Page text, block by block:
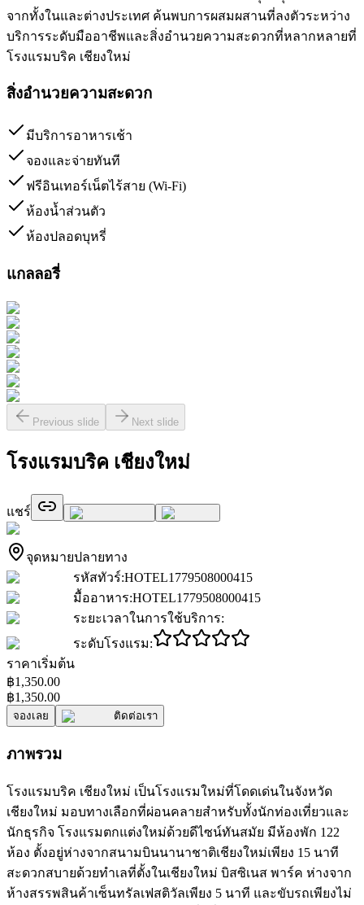
จากทั้งในและต่างประเทศ ค้นพบการผสมผสานที่ลงตัวระหว่าง
บริการระดับมืออาชีพและสิ่งอำนวยความสะดวกที่หลากหลายที่
โรงแรมบริค เชียงใหม่
สิ่งอำนวยความสะดวก
มีบริการอาหารเช้า
จองและจ่ายทันที
ฟรีอินเทอร์เน็ตไร้สาย (Wi-Fi)
ห้องน้ำส่วนตัว
ห้องปลอดบุหรี่
แกลลอรี่
Previous slide Next slide
โรงแรมบริค เชียงใหม่
แชร์
จุดหมายปลายทาง
รหัสทัวร์:HOTEL1779508000415
มื้ออาหาร:HOTEL1779508000415
ระยะเวลาในการใช้บริการ:
ระดับโรงแรม:
ราคาเริ่มต้น
฿1,350.00
฿1,350.00
จองเลย ติดต่อเรา
ภาพรวม
โรงแรมบริค เชียงใหม่ เป็นโรงแรมใหม่ที่โดดเด่นในจังหวัด
เชียงใหม่ มอบทางเลือกที่ผ่อนคลายสำหรับทั้งนักท่องเที่ยวและ
นักธุรกิจ โรงแรมตกแต่งใหม่ด้วยดีไซน์ทันสมัย ​​มีห้องพัก 122
ห้อง ตั้งอยู่ห่างจากสนามบินนานาชาติเชียงใหม่เพียง 15 นาที
สะดวกสบายด้วยทำเลที่ตั้งในเชียงใหม่ บิสซิเนส พาร์ค ห่างจาก
ห้างสรรพสินค้าเซ็นทรัลเฟสติวัลเพียง 5 นาที และขับรถเพียงไม่